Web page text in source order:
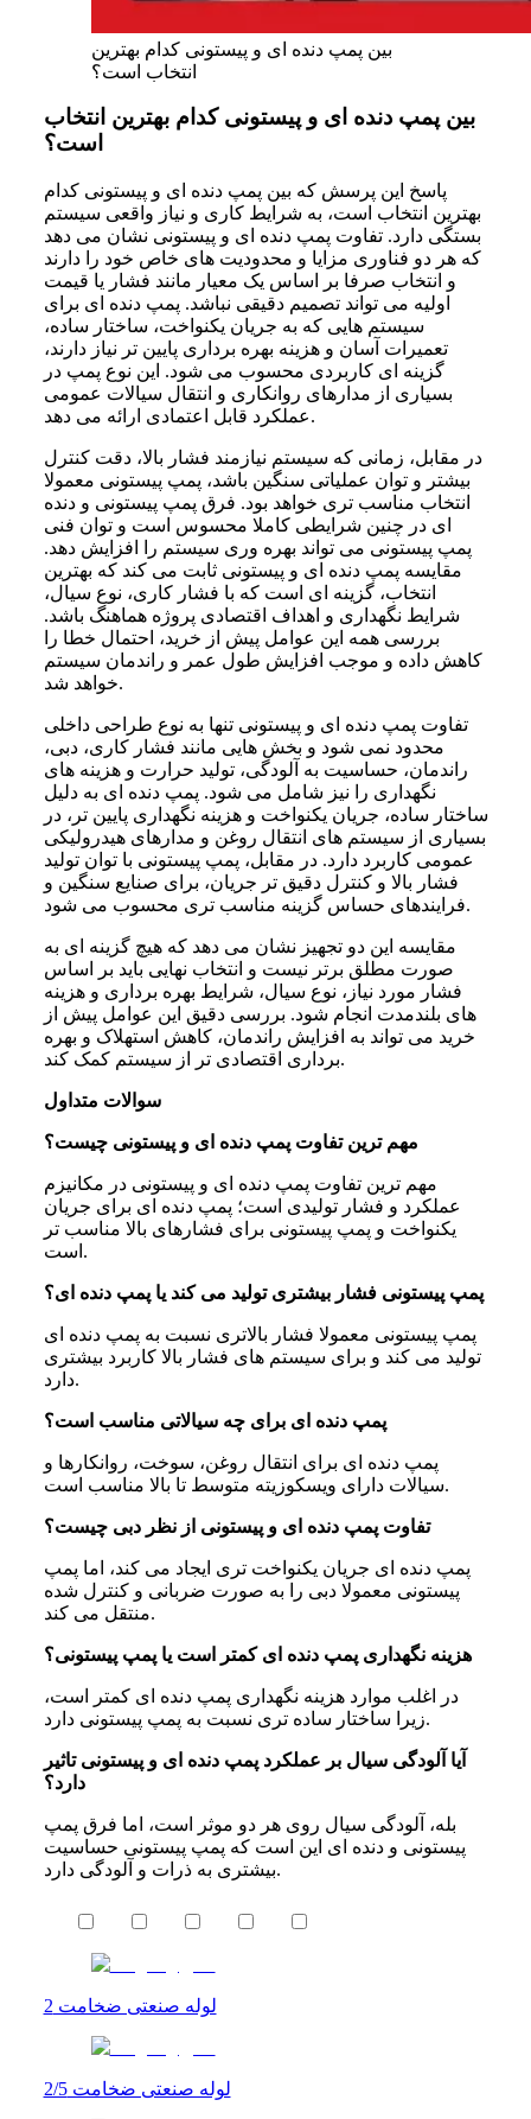
بین پمپ دنده ای و پیستونی کدام بهترین
انتخاب است؟
بین پمپ دنده ای و پیستونی کدام بهترین انتخاب
است؟
پاسخ این پرسش که بین پمپ دنده ای و پیستونی کدام
بهترین انتخاب است، به شرایط کاری و نیاز واقعی سیستم
بستگی دارد. تفاوت پمپ دنده ای و پیستونی نشان می دهد
که هر دو فناوری مزایا و محدودیت های خاص خود را دارند
و انتخاب صرفا بر اساس یک معیار مانند فشار یا قیمت
اولیه می تواند تصمیم دقیقی نباشد. پمپ دنده ای برای
سیستم هایی که به جریان یکنواخت، ساختار ساده،
تعمیرات آسان و هزینه بهره برداری پایین تر نیاز دارند،
گزینه ای کاربردی محسوب می شود. این نوع پمپ در
بسیاری از مدارهای روانکاری و انتقال سیالات عمومی
عملکرد قابل اعتمادی ارائه می دهد.
در مقابل، زمانی که سیستم نیازمند فشار بالا، دقت کنترل
بیشتر و توان عملیاتی سنگین باشد، پمپ پیستونی معمولا
انتخاب مناسب تری خواهد بود. فرق پمپ پیستونی و دنده
ای در چنین شرایطی کاملا محسوس است و توان فنی
پمپ پیستونی می تواند بهره وری سیستم را افزایش دهد.
مقایسه پمپ دنده ای و پیستونی ثابت می کند که بهترین
انتخاب، گزینه ای است که با فشار کاری، نوع سیال،
شرایط نگهداری و اهداف اقتصادی پروژه هماهنگ باشد.
بررسی همه این عوامل پیش از خرید، احتمال خطا را
کاهش داده و موجب افزایش طول عمر و راندمان سیستم
خواهد شد.
تفاوت پمپ دنده ای و پیستونی تنها به نوع طراحی داخلی
محدود نمی شود و بخش هایی مانند فشار کاری، دبی،
راندمان، حساسیت به آلودگی، تولید حرارت و هزینه های
نگهداری را نیز شامل می شود. پمپ دنده ای به دلیل
ساختار ساده، جریان یکنواخت و هزینه نگهداری پایین تر، در
بسیاری از سیستم های انتقال روغن و مدارهای هیدرولیکی
عمومی کاربرد دارد. در مقابل، پمپ پیستونی با توان تولید
فشار بالا و کنترل دقیق تر جریان، برای صنایع سنگین و
فرایندهای حساس گزینه مناسب تری محسوب می شود.
مقایسه این دو تجهیز نشان می دهد که هیچ گزینه ای به
صورت مطلق برتر نیست و انتخاب نهایی باید بر اساس
فشار مورد نیاز، نوع سیال، شرایط بهره برداری و هزینه
های بلندمدت انجام شود. بررسی دقیق این عوامل پیش از
خرید می تواند به افزایش راندمان، کاهش استهلاک و بهره
برداری اقتصادی تر از سیستم کمک کند.
سوالات متداول
مهم ترین تفاوت پمپ دنده ای و پیستونی چیست؟
مهم ترین تفاوت پمپ دنده ای و پیستونی در مکانیزم
عملکرد و فشار تولیدی است؛ پمپ دنده ای برای جریان
یکنواخت و پمپ پیستونی برای فشارهای بالا مناسب تر
است.
پمپ پیستونی فشار بیشتری تولید می کند یا پمپ دنده ای؟
پمپ پیستونی معمولا فشار بالاتری نسبت به پمپ دنده ای
تولید می کند و برای سیستم های فشار بالا کاربرد بیشتری
دارد.
پمپ دنده ای برای چه سیالاتی مناسب است؟
پمپ دنده ای برای انتقال روغن، سوخت، روانکارها و
سیالات دارای ویسکوزیته متوسط تا بالا مناسب است.
تفاوت پمپ دنده ای و پیستونی از نظر دبی چیست؟
پمپ دنده ای جریان یکنواخت تری ایجاد می کند، اما پمپ
پیستونی معمولا دبی را به صورت ضربانی و کنترل شده
منتقل می کند.
هزینه نگهداری پمپ دنده ای کمتر است یا پمپ پیستونی؟
در اغلب موارد هزینه نگهداری پمپ دنده ای کمتر است،
زیرا ساختار ساده تری نسبت به پمپ پیستونی دارد.
آیا آلودگی سیال بر عملکرد پمپ دنده ای و پیستونی تاثیر
دارد؟
بله، آلودگی سیال روی هر دو موثر است، اما فرق پمپ
پیستونی و دنده ای این است که پمپ پیستونی حساسیت
بیشتری به ذرات و آلودگی دارد.
لوله صنعتی ضخامت 2
لوله صنعتی ضخامت 2/5